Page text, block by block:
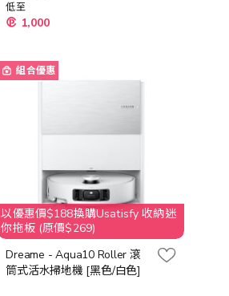
低至
1,000
組合優惠
以優惠價$188換購Usatisfy 收納迷
你拖板 (原價$269)
Dreame - Aqua10 Roller 滾
筒式活水掃地機 [黑色/白色]